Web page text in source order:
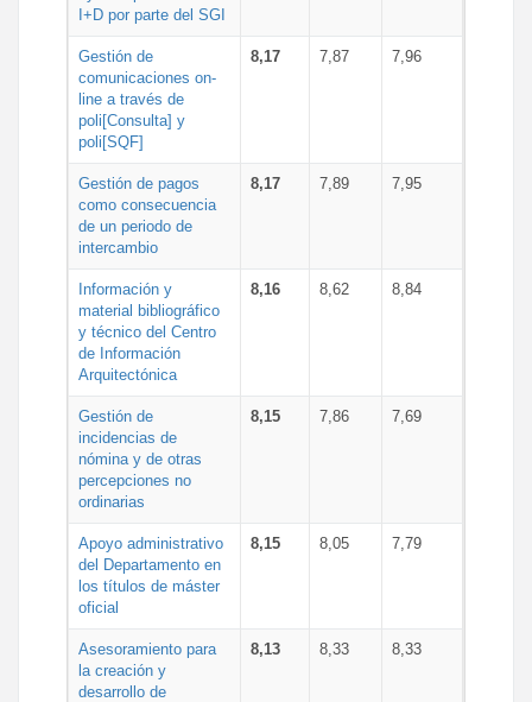
I+D por parte del SGI
Gestión de
comunicaciones on-
line a través de
poli[Consulta] y
poli[SQF]
8,17 7,87 7,96
Gestión de pagos
como consecuencia
de un periodo de
intercambio
8,17 7,89 7,95
Información y
material bibliográfico
y técnico del Centro
de Información
Arquitectónica
8,16 8,62 8,84
Gestión de
incidencias de
nómina y de otras
percepciones no
ordinarias
8,15 7,86 7,69
Apoyo administrativo
del Departamento en
los títulos de máster
oficial
8,15 8,05 7,79
Asesoramiento para
la creación y
desarrollo de
8,13 8,33 8,33